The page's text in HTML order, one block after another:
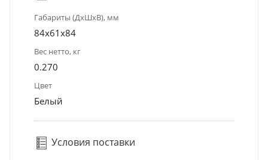
Габариты (ДхШхВ), мм
84x61x84
Вес нетто, кг
0.270
Цвет
Белый
Условия поставки